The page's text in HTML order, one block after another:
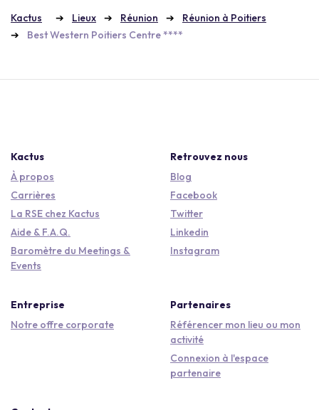
Kactus Lieux Réunion
Réunion à Poitiers
Best Western Poitiers Centre ****
Kactus
À propos
Carrières
La RSE chez Kactus
Aide & F.A.Q.
Baromètre du Meetings &
Events
Retrouvez nous
Blog
Facebook
Twitter
Linkedin
Instagram
Entreprise
Notre offre corporate
Partenaires
Référencer mon lieu ou mon
activité
Connexion à l'espace
partenaire